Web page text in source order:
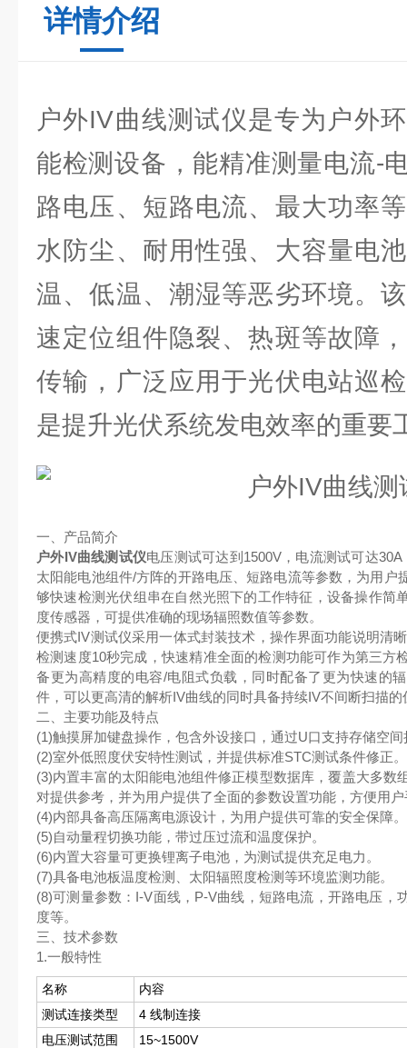
详情介绍
户外IV曲线测试仪是专为户外
能检测设备，能精准测量电流-
路电压、短路电流、最大功率
水防尘、耐用性强、大容量电
温、低温、潮湿等恶劣环境。
速定位组件隐裂、热斑等故障
传输，广泛应用于光伏电站巡
是提升光伏系统发电效率的重要
一、产品简介
户外IV曲线测试仪电压测试可达到1500V，电流测试可达
太阳能电池组件/方阵的开路电压、短路电流等参数，为用户
够快速检测光伏组串在自然光照下的⼯作特征，设备操作简
度传感器，可提供准确的现场辐照数值等参数。
便携式IV测试仪采⽤⼀体式封装技术，操作界⾯功能说明清
检测速度10秒完成，快速精准全⾯的检测功能可作为第三⽅
备更为⾼精度的电容/电阻式负载，同时配备了更为快速的
件，可以更⾼清的解析IV曲线的同时具备持续IV不间断扫描
二、主要功能及特点
(1)触摸屏加键盘操作，包含外设接口，通过U口支持存储空间
(2)室外低照度伏安特性测试，并提供标准STC测试条件修正。
(3)内置丰富的太阳能电池组件修正模型数据库，覆盖大多数
对提供参考，并为用户提供了全面的参数设置功能，方便用
(4)内部具备高压隔离电源设计，为用户提供可靠的安全保障。
(5)自动量程切换功能，带过压过流和温度保护。
(6)内置大容量可更换锂离子电池，为测试提供充足电力。
(7)具备电池板温度检测、太阳辐照度检测等环境监测功能。
(8)可测量参数：I-V面线，P-V曲线，短路电流，开路电压，
度等。
三、技术参数
1.一般特性
名称
内容
测试连接类型
4 线制连接
电压测试范围
15~1500V